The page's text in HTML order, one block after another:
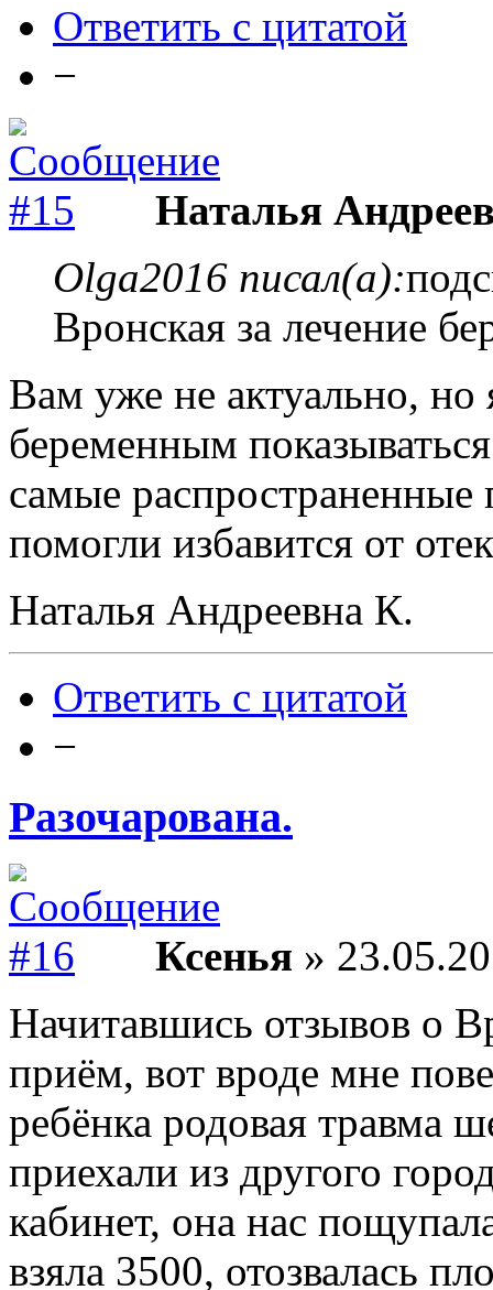
Ответить с цитатой
−
Наталья
Olga2016 писал(а):
Вронская за лечение
Вам уже не актуально, но
беременным показываться
самые
помогли избавится от
Наталья Андреевна К.
Ответить с цитатой
−
Разочарована.
Ксенья »
Начитавшись отзывов о
приём, вот вроде мне
ребёнка родовая травма
приехали из другого
кабинет, она нас
взяла 3500, отозвалась